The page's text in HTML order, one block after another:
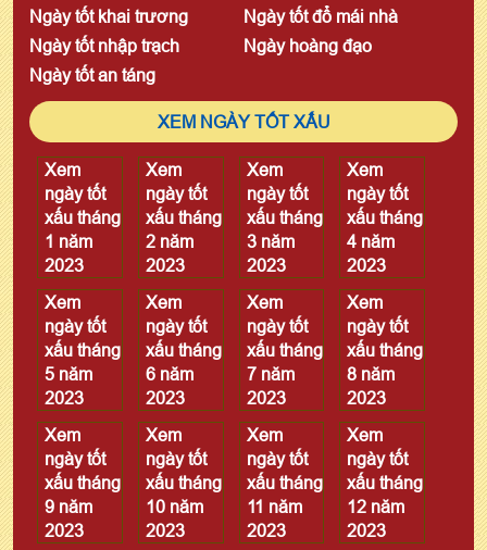
Ngày tốt khai trương
Ngày tốt đổ mái nhà
Ngày tốt nhập trạch
Ngày hoàng đạo
Ngày tốt an táng
XEM NGÀY TỐT XẤU
Xem
ngày tốt
xấu tháng
1 năm
2023
Xem
ngày tốt
xấu tháng
2 năm
2023
Xem
ngày tốt
xấu tháng
3 năm
2023
Xem
ngày tốt
xấu tháng
4 năm
2023
Xem
ngày tốt
xấu tháng
5 năm
2023
Xem
ngày tốt
xấu tháng
6 năm
2023
Xem
ngày tốt
xấu tháng
7 năm
2023
Xem
ngày tốt
xấu tháng
8 năm
2023
Xem
ngày tốt
xấu tháng
9 năm
2023
Xem
ngày tốt
xấu tháng
10 năm
2023
Xem
ngày tốt
xấu tháng
11 năm
2023
Xem
ngày tốt
xấu tháng
12 năm
2023